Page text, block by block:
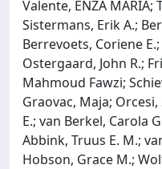
Valente, ENZA MARIA;
Sistermans, Erik A.;
Berrevoets, Coriene
Ostergaard, John R.;
Mahmoud Fawzi;
Graovac, Maja;
E.; van Berkel, Carola
Abbink, Truus E. M.;
Hobson, Grace M.;